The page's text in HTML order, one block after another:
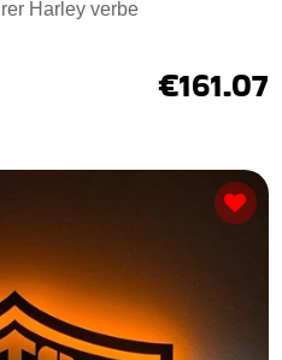
Harley verbe
€161.07